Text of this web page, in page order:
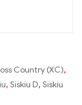
Country (XC),
, Siskiu D, Siskiu